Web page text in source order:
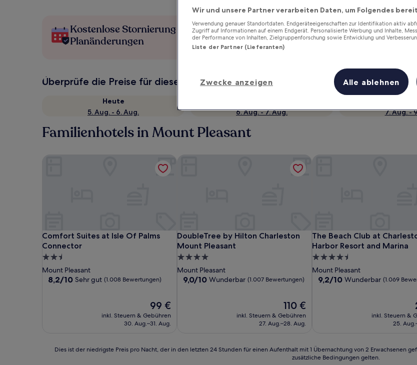
Kostenlose Stornierung bei
Planänderungen
Verdiene Prämien für jede
wahrgenommene Übernachtung
Überprüfe die Preise für diese Daten
Heute
5. Aug. - 6. Aug.
6. Aug. - 7. Aug.
7. Aug. -
Familienhotels in Mount Pleasant
Comfort Suites at Isle Of Palms
Connector
Comfort Suites at Isle Of Palms Connector
2.5-
Sterne-
Unterkunft
Mount Pleasant
8.2
8,2/10 Sehr gut (1.008 Bewertungen)
Der
Preis
beträgt
99 €
inkl. Steuern & Gebühren
30. Aug.–31. Aug.
Comfort Suites at Isle Of Palms Connector
DoubleTree by Hilton Charleston
Mount Pleasant
DoubleTree by Hilton Charleston Mount Pleasant
4.0-
Sterne-
Unterkunft
Mount Pleasant
9.0
9,0/10 Wunderbar (1.007 Bewertungen)
Der
Preis
beträgt
110 €
inkl. Steuern & Gebühren
27. Aug.–28. Aug.
DoubleTree by Hilton Charleston Mount Pleasant
The Beach Club at
Harbor Resort and Marina
The Beach Club at
4.5-
Sterne-
Unterkunft
Mount Pleasant
9.2
9,2/10 Wunderbar (1.069
inkl. Steuern &
25.
The Beach Club at
Dies ist der niedrigste Preis pro Nacht, der in den letzten 24 Stunden für einen Aufenthalt mit 1 Übernachtung von 2 Erwachsenen
zusätzliche Bedingungen gelten.
Wir und unsere Partner verarbeiten Daten, um Folgendes
Verwendung genauer Standortdaten. Endgeräteeigenschaften zur Identifikation aktiv
Zugriff auf Informationen auf einem Endgerät. Personalisierte Werbung und Inhalte,
der Performance von Inhalten, Zielgruppenforschung sowie Entwicklung und
Liste der Partner (Lieferanten)
Zwecke anzeigen Alle ablehnen